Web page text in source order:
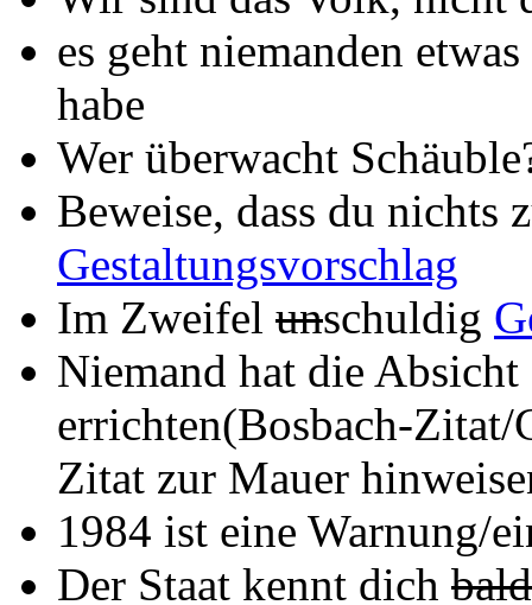
es geht niemanden
habe
Wer überwacht
Beweise, dass du nichts
Gestaltungsvorschlag
Im Zweifel unschuldig
Niemand hat die
errichten(Bosbach-
Zitat zur Mauer
1984 ist eine Warnung/
Der Staat kennt dich bald